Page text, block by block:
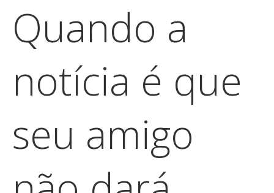
Quando a
notícia é que
seu amigo